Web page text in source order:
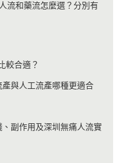
流和藥流怎麼選？分別有
較合適？
與人工流產哪種更適合
副作用及深圳無痛人流實